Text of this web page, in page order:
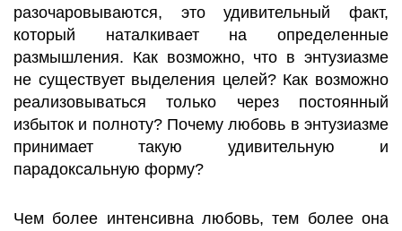
разочаровываются, это удивительный факт,
который наталкивает на определенные
размышления. Как возможно, что в энтузиазме
не существует выделения целей? Как возможно
реализовываться только через постоянный
избыток и полноту? Почему любовь в энтузиазме
принимает такую удивительную и
парадоксальную форму?
Чем более интенсивна любовь, тем более она